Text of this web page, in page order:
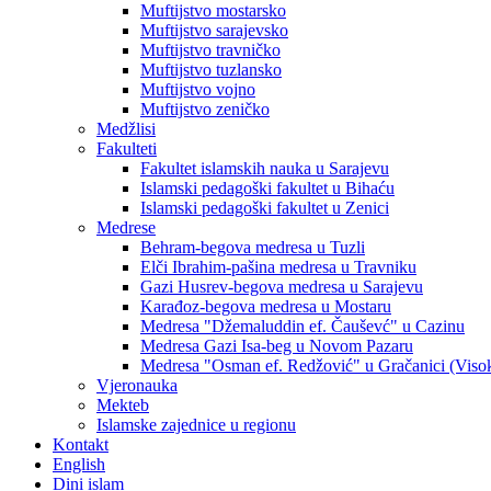
Muftijstvo mostarsko
Muftijstvo sarajevsko
Muftijstvo travničko
Muftijstvo tuzlansko
Muftijstvo vojno
Muftijstvo zeničko
Medžlisi
Fakulteti
Fakultet islamskih nauka u Sarajevu
Islamski pedagoški fakultet u Bihaću
Islamski pedagoški fakultet u Zenici
Medrese
Behram-begova medresa u Tuzli
Elči Ibrahim-pašina medresa u Travniku
Gazi Husrev-begova medresa u Sarajevu
Karađoz-begova medresa u Mostaru
Medresa "Džemaluddin ef. Čauševć" u Cazinu
Medresa Gazi Isa-beg u Novom Pazaru
Medresa "Osman ef. Redžović" u Gračanici
Vjeronauka
Mekteb
Islamske zajednice u regionu
Kontakt
English
Dini islam